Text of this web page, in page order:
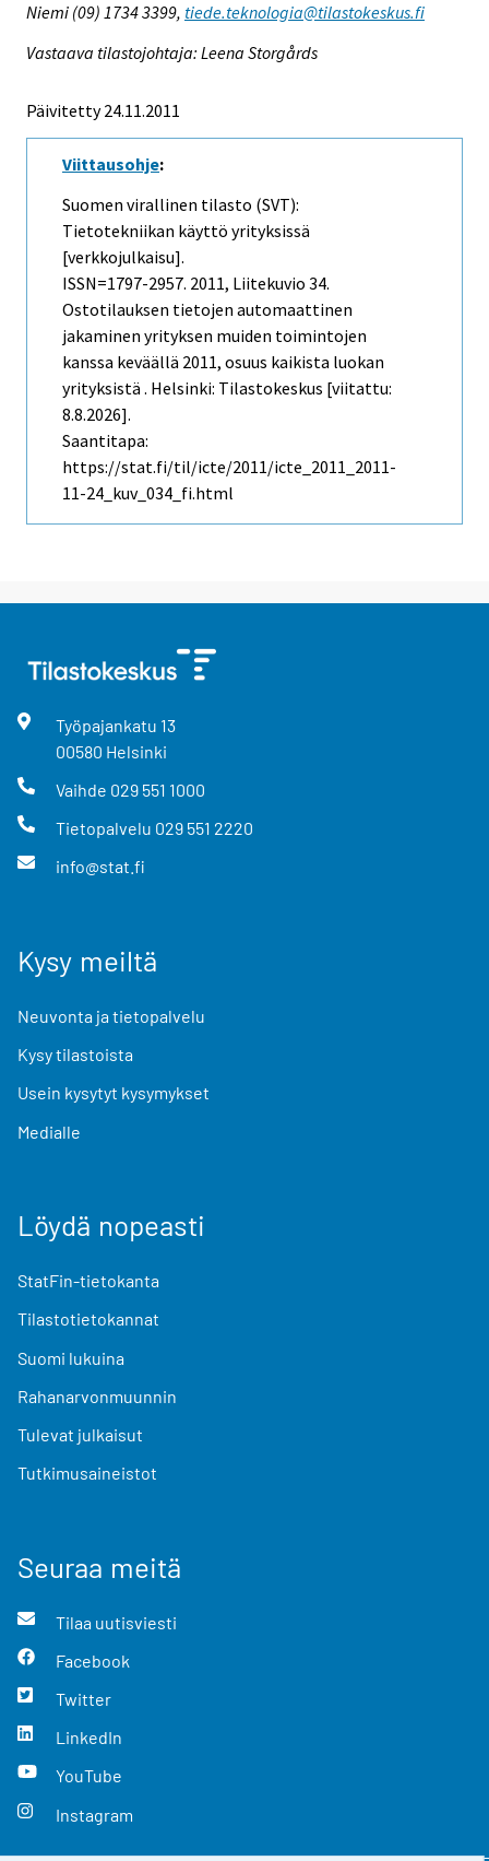
Niemi (09) 1734 3399, tiede.teknologia@tilastokeskus.fi
Vastaava tilastojohtaja: Leena Storgårds
Päivitetty 24.11.2011
Viittausohje:
Suomen virallinen tilasto (SVT):
Tietotekniikan käyttö yrityksissä
[verkkojulkaisu].
ISSN=1797-2957. 2011, Liitekuvio 34.
Ostotilauksen tietojen automaattinen
jakaminen yrityksen muiden toimintojen
kanssa keväällä 2011, osuus kaikista luokan
yrityksistä . Helsinki: Tilastokeskus [viitattu:
8.8.2026].
Saantitapa:
https://stat.fi/til/icte/2011/icte_2011_2011-
11-24_kuv_034_fi.html
Työpajankatu 13
00580 Helsinki
Vaihde 029 551 1000
Tietopalvelu 029 551 2220
info@stat.fi
Kysy meiltä
Neuvonta ja tietopalvelu
Kysy tilastoista
Usein kysytyt kysymykset
Medialle
Löydä nopeasti
StatFin-tietokanta
Tilastotietokannat
Suomi lukuina
Rahanarvonmuunnin
Tulevat julkaisut
Tutkimusaineistot
Seuraa meitä
Tilaa uutisviesti
Facebook
Twitter
LinkedIn
YouTube
Instagram